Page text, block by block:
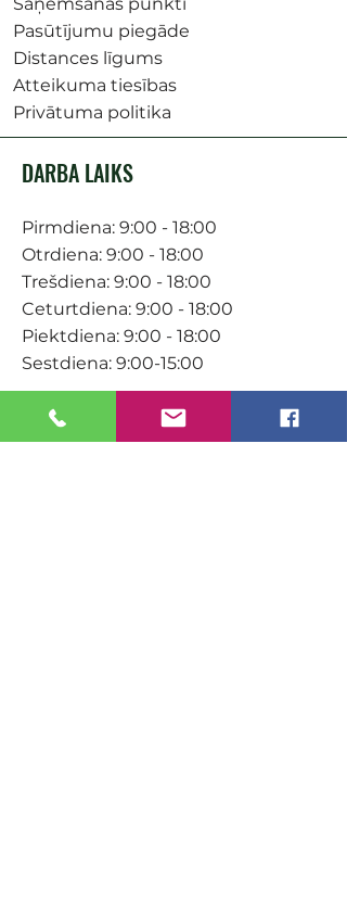
Pasūtījumu piegāde
Distances līgums
Atteikuma tiesības
Privātuma politika
DARBA LAIKS
Pirmdiena: 9:00 - 18:00
Otrdiena: 9:00 - 18:00
Trešdiena: 9:00 - 18:00
Ceturtdiena: 9:00 - 18:00
Piektdiena: 9:00 - 18:00
Sestdiena: 9:00-15:00